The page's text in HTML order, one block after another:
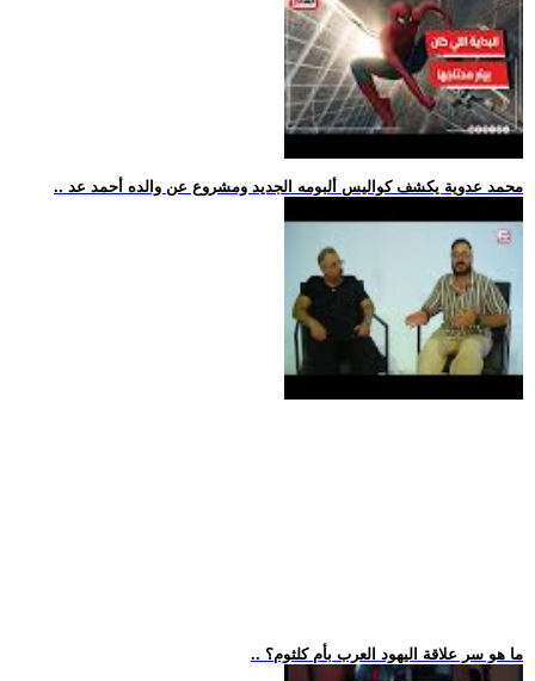
.. محمد عدوية يكشف كواليس ألبومه الجديد ومشروع عن والده أحمد عد
.. ما هو سر علاقة اليهود العرب بأم كلثوم؟